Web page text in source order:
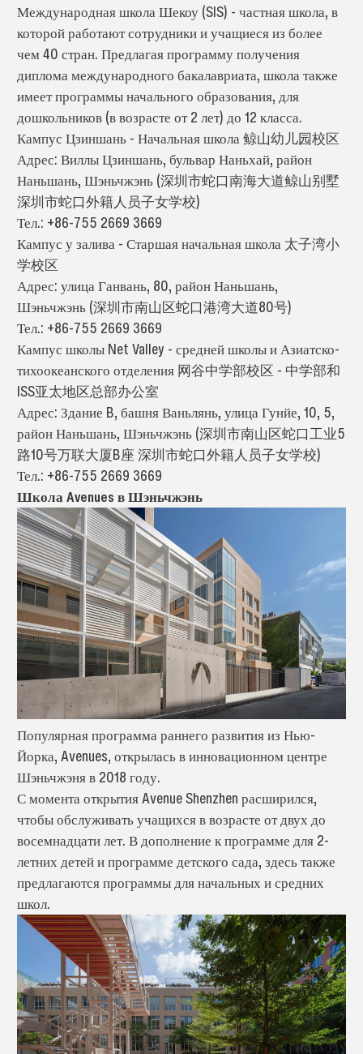
Международная школа Шекоу (SIS) - частная школа, в
которой работают сотрудники и учащиеся из более
чем 40 стран. Предлагая программу получения
диплома международного бакалавриата, школа также
имеет программы начального образования, для
дошкольников (в возрасте от 2 лет) до 12 класса.
Кампус Цзиншань - Начальная школа 鲸山幼儿园校区
Адрес: Виллы Цзиншань, бульвар Наньхай, район
Наньшань, Шэньчжэнь (深圳市蛇口南海大道鲸山别墅
深圳市蛇口外籍人员子女学校)
Тел.: +86-755 2669 3669
Кампус у залива - Старшая начальная школа 太子湾小
学校区
Адрес: улица Ганвань, 80, район Наньшань,
Шэньчжэнь (深圳市南山区蛇口港湾大道80号)
Тел.: +86-755 2669 3669
Кампус школы Net Valley - средней школы и Азиатско-
тихоокеанского отделения 网谷中学部校区 - 中学部和
ISS亚太地区总部办公室
Адрес: Здание B, башня Ваньлянь, улица Гунйе, 10, 5,
район Наньшань, Шэньчжэнь (深圳市南山区蛇口工业5
路10号万联大厦B座 深圳市蛇口外籍人员子女学校)
Тел.: +86-755 2669 3669
Школа Avenues в Шэньчжэнь
Популярная программа раннего развития из Нью-
Йорка, Avenues, открылась в инновационном центре
Шэньчжэня в 2018 году.
С момента открытия Avenue Shenzhen расширился,
чтобы обслуживать учащихся в возрасте от двух до
восемнадцати лет. В дополнение к программе для 2-
летних детей и программе детского сада, здесь также
предлагаются программы для начальных и средних
школ.